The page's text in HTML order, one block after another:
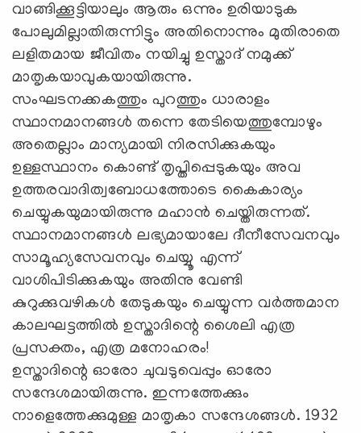
വാങ്ങിക്കൂട്ടിയാലും ആരും ഒന്നും ഉരിയാടുക
പോലുമില്ലാതിരുന്നിട്ടും അതിനൊന്നും മുതിരാതെ
ലളിതമായ ജീവിതം നയിച്ചു ഉസ്താദ് നമുക്ക്
മാതൃകയാവുകയായിരുന്നു.
സംഘടനക്കകത്തും പുറത്തും ധാരാളം
സ്ഥാനമാനങ്ങള്‍ തന്നെ തേടിയെത്തുമ്പോഴും
അതെല്ലാം മാന്യമായി നിരസിക്കുകയും
ഉള്ളസ്ഥാനം കൊണ്ട് തൃപ്തിപ്പെടുകയും അവ
ഉത്തരവാദിത്വബോധത്തോടെ കൈകാര്യം
ചെയ്യുകയുമായിരുന്നു മഹാന്‍ ചെയ്തിരുന്നത്.
സ്ഥാനമാനങ്ങള്‍ ലഭ്യമായാലേ ദീനീസേവനവും
സാമൂഹ്യസേവനവും ചെയ്യൂ എന്ന്
വാശിപിടിക്കുകയും അതിനു വേണ്ടി
കുറുക്കുവഴികള്‍ തേടുകയും ചെയ്യുന്ന വര്‍ത്തമാന
കാലഘട്ടത്തില്‍ ഉസ്താദിന്റെ ശൈലി എത്ര
പ്രസക്തം, എത്ര മനോഹരം!
ഉസ്താദിന്റെ ഓരോ ചുവടുവെപ്പും ഓരോ
സന്ദേശമായിരുന്നു. ഇന്നത്തേക്കും
നാളെത്തേക്കുമുള്ള മാതൃകാ സന്ദേശങ്ങള്‍. 1932